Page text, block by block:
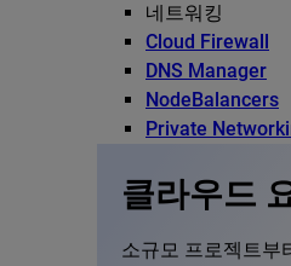
네트워킹
Cloud Firewall
DNS Manager
NodeBalancers
Private
클라우드
소규모 프로젝트부